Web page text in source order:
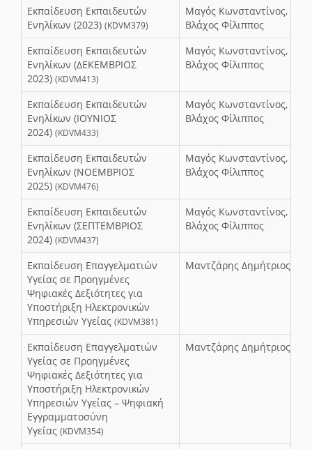
Εκπαίδευση Εκπαιδευτών
Ενηλίκων (2023) (KDVM379)
Μαγός Κωνσταντίνος,
Βλάχος Φίλιππος
Εκπαίδευση Εκπαιδευτών
Ενηλίκων (ΔΕΚΕΜΒΡΙΟΣ
2023) (KDVM413)
Μαγός Κωνσταντίνος,
Βλάχος Φίλιππος
Εκπαίδευση Εκπαιδευτών
Ενηλίκων (ΙΟΥΝΙΟΣ
2024) (KDVM433)
Μαγός Κωνσταντίνος,
Βλάχος Φίλιππος
Εκπαίδευση Εκπαιδευτών
Ενηλίκων (ΝΟΕΜΒΡΙΟΣ
2025) (KDVM476)
Μαγός Κωνσταντίνος,
Βλάχος Φίλιππος
Εκπαίδευση Εκπαιδευτών
Ενηλίκων (ΣΕΠΤΕΜΒΡΙΟΣ
2024) (KDVM437)
Μαγός Κωνσταντίνος,
Βλάχος Φίλιππος
Εκπαίδευση Επαγγελματιών
Υγείας σε Προηγμένες
Ψηφιακές Δεξιότητες για
Υποστήριξη Ηλεκτρονικών
Υπηρεσιών Υγείας (KDVM381)
Μαντζάρης Δημήτριος
Εκπαίδευση Επαγγελματιών
Υγείας σε Προηγμένες
Ψηφιακές Δεξιότητες για
Υποστήριξη Ηλεκτρονικών
Υπηρεσιών Υγείας – Ψηφιακή
Εγγραμματοσύνη
Υγείας (KDVM354)
Μαντζάρης Δημήτριος